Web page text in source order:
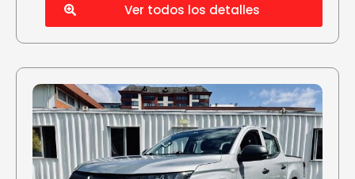
Ver todos los detalles